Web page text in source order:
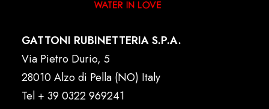
GATTONI RUBINETTERIA S.P.A.
Via Pietro Durio, 5
28010 Alzo di Pella (NO) Italy
Tel + 39 0322 969241